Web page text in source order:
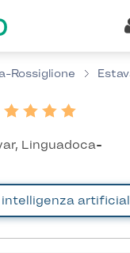
Rossiglione
Linguadoca-